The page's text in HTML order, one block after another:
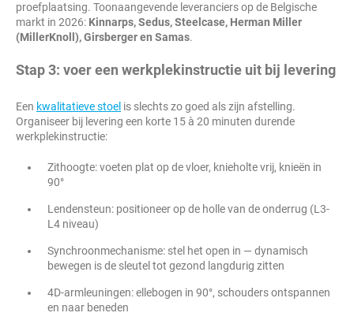
proefplaatsing. Toonaangevende leveranciers op de Belgische
markt in 2026: Kinnarps, Sedus, Steelcase, Herman Miller
(MillerKnoll), Girsberger en Samas.
Stap 3: voer een werkplekinstructie uit bij levering
Een kwalitatieve stoel is slechts zo goed als zijn afstelling.
Organiseer bij levering een korte 15 à 20 minuten durende
werkplekinstructie:
Zithoogte: voeten plat op de vloer, knieholte vrij, knieën in
90°
Lendensteun: positioneer op de holle van de onderrug (L3-
L4 niveau)
Synchroonmechanisme: stel het open in — dynamisch
bewegen is de sleutel tot gezond langdurig zitten
4D-armleuningen: ellebogen in 90°, schouders ontspannen
en naar beneden